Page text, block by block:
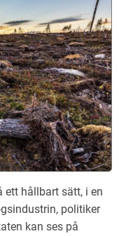
ett hållbart sätt, i en
politiker
kan ses på